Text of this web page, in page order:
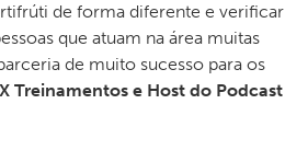
de forma diferente e verificar
que atuam na área muitas
de muito sucesso para os
Treinamentos e Host do Podcast